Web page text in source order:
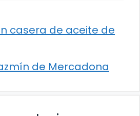
casera de aceite de
de Mercadona